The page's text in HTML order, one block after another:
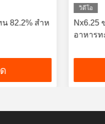
82.2% สําห
วิดีโอ
Nx6.25
อาหารท